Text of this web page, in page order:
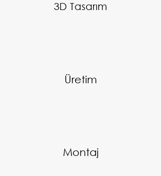
3D Tasarım
Üretim
Montaj